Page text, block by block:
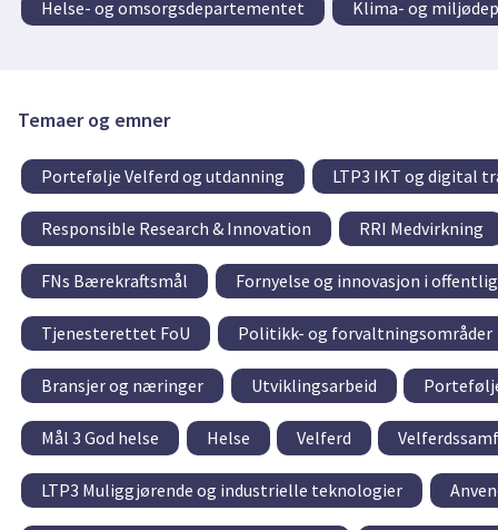
Helse- og omsorgsdepartementet Klima- og
Temaer og emner
Portefølje Velferd og utdanning LTP3 IKT og digital
Responsible Research & Innovation RRI Medvirkning
FNs Bærekraftsmål Fornyelse og innovasjon i
Tjenesterettet FoU Politikk- og forvaltningsområder
Bransjer og næringer Utviklingsarbeid
Mål 3 God helse Helse Velferd
LTP3 Muliggjørende og industrielle teknologier